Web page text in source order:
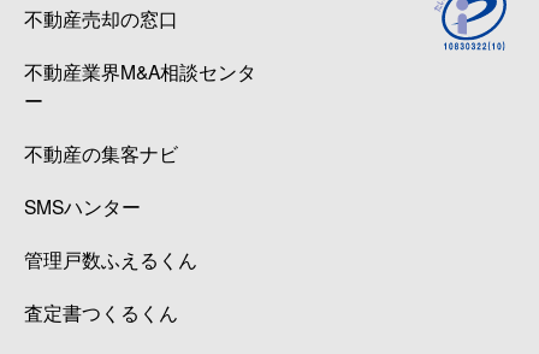
不動産売却の窓口
不動産業界M&A相談センタ
ー
不動産の集客ナビ
SMSハンター
管理戸数ふえるくん
査定書つくるくん